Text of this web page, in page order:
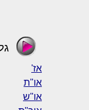
אז'
או"ת
או"ש